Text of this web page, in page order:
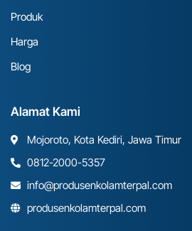
Produk
Harga
Blog
Alamat Kami
Mojoroto, Kota Kediri, Jawa Timur
0812-2000-5357
info@produsenkolamterpal.com
produsenkolamterpal.com